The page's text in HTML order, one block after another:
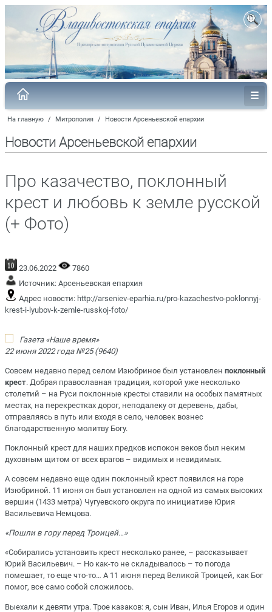
На главную / Митрополия / Новости Арсеньевской епархии
Новости Арсеньевской епархии
Про казачество, поклонный
крест и любовь к земле русской
(+ Фото)
23.06.2022
7860
Источник: Арсеньевская епархия
Адрес новости: http://arseniev-eparhia.ru/pro-kazachestvo-poklonnyj-
krest-i-lyubov-k-zemle-russkoj-foto/
Газета «Наше время»
22 июня 2022 года №25 (9640)
Совсем недавно перед селом Изюбриное был установлен поклонный
крест. Добрая православная традиция, которой уже несколько
столетий – на Руси поклонные кресты ставили на особых памятных
местах, на перекрестках дорог, неподалеку от деревень, дабы,
отправляясь в путь или входя в село, человек вознес
благодарственную молитву Богу.
Поклонный крест для наших предков испокон веков был неким
духовным щитом от всех врагов – видимых и невидимых.
А совсем недавно еще один поклонный крест появился на горе
Изюбриной. 11 июня он был установлен на одной из самых высоких
вершин (1433 метра) Чугуевского округа по инициативе Юрия
Васильевича Немцова.
«Пошли в гору перед Троицей…»
«Собирались установить крест несколько ранее, – рассказывает
Юрий Васильевич. – Но как-то не складывалось – то погода
помешает, то еще что-то… А 11 июня перед Великой Троицей, как Бог
помог, все само собой сложилось.
Выехали к девяти утра. Трое казаков: я, сын Иван, Илья Егоров и один